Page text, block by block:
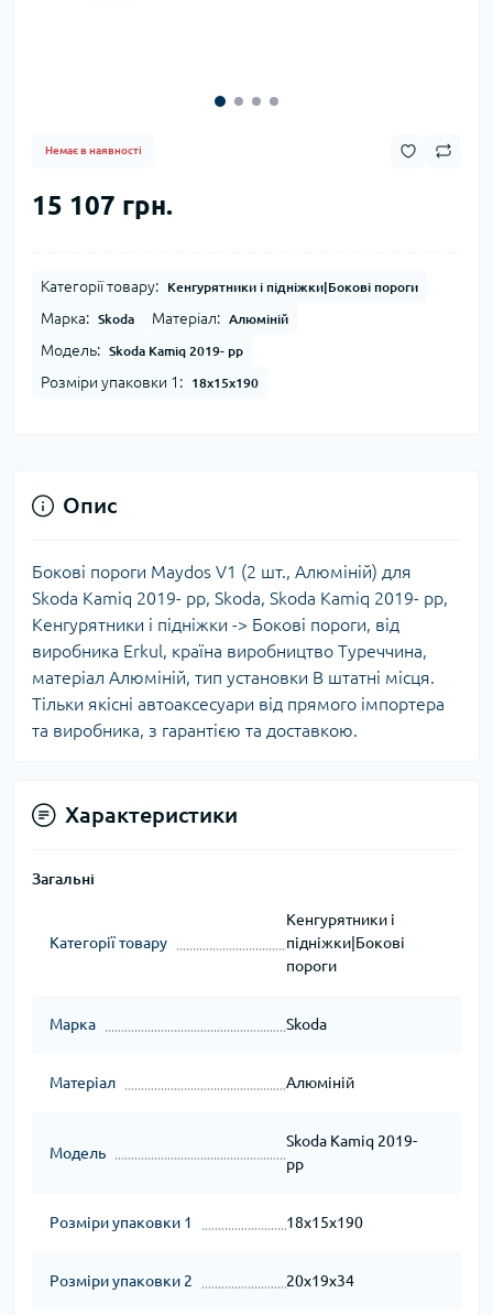
Немає в наявності
15 107 грн.
Категорії товару: Кенгурятники і підніжки|Бокові пороги
Марка: Skoda Матеріал: Алюміній
Модель: Skoda Kamiq 2019- рр
Розміри упаковки 1: 18x15x190
Опис
Бокові пороги Maydos V1 (2 шт., Алюміній) для
Skoda Kamiq 2019- рр, Skoda, Skoda Kamiq 2019- рр,
Кенгурятники і підніжки -> Бокові пороги, від
виробника Erkul, країна виробництво Туреччина,
матеріал Алюміній, тип установки В штатні місця.
Тільки якісні автоаксесуари від прямого імпортера
та виробника, з гарантією та доставкою.
Характеристики
Загальні
Категорії товару
Кенгурятники і
підніжки|Бокові
пороги
Марка Skoda
Матеріал Алюміній
Модель
Skoda Kamiq 2019-
рр
Розміри упаковки 1 18x15x190
Розміри упаковки 2 20x19x34